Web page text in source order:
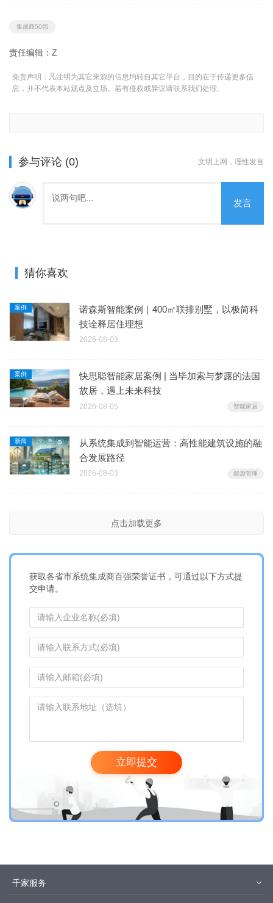
集成商50强
责任编辑：Z
免责声明：凡注明为其它来源的信息均转自其它平台，目的在于传递更多信
息，并不代表本站观点及立场。若有侵权或异议请联系我们处理。
参与评论 (0) 文明上网，理性发言
发言
猜你喜欢
案例
诺森斯智能案例｜400㎡联排别墅，以极简科
技诠释居住理想
2026-08-03
案例
快思聪智能家居案例 | 当毕加索与梦露的法国
故居，遇上未来科技
2026-08-05 智能家居
新闻
从系统集成到智能运营：高性能建筑设施的融
合发展路径
2026-08-03 能源管理
点击加载更多
获取各省市系统集成商百强荣誉证书，可通过以下方式提
交申请。
立即提交
千家服务